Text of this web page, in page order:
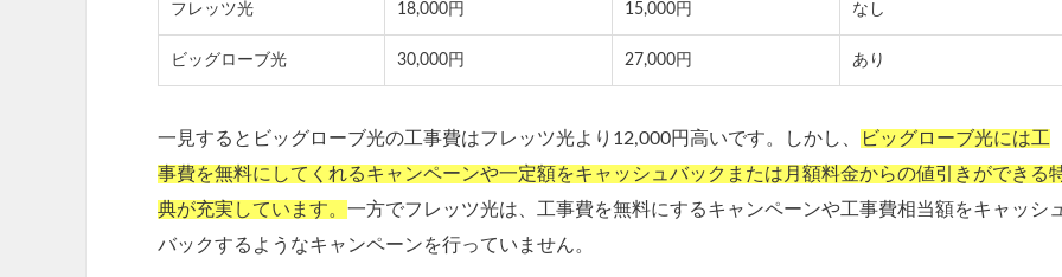
フレッツ光 18,000円 15,000円 なし
ビッグローブ光 30,000円 27,000円 あり
一見するとビッグローブ光の工事費はフレッツ光より12,000円高いです。しかし、
ビッグローブ光には工
事費を無料にしてくれるキャンペーンや一定額をキャッシュバックまたは月額料金からの値引きができる
典が充実しています。 一方でフレッツ光は、工事費を無料にするキャンペーンや工事費相当額をキャッシ
バックするようなキャンペーンを行っていません。